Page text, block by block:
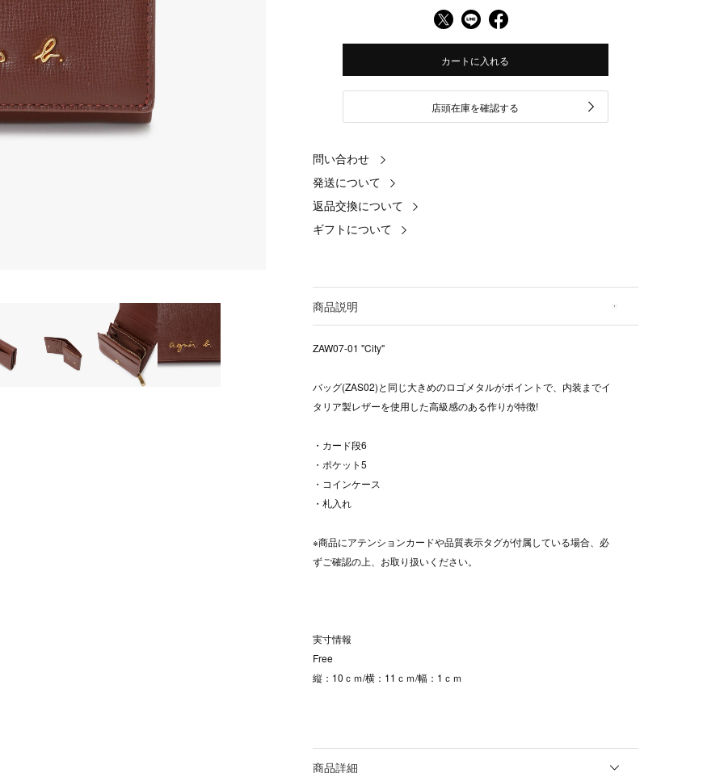
カートに入れる
店頭在庫を確認する
問い合わせ
発送について
返品交換について
ギフトについて
商品説明
ZAW07-01 "City"
バッグ(ZAS02)と同じ大きめのロゴメタルがポイントで、内装までイ
タリア製レザーを使用した高級感のある作りが特徴!
・カード段6
・ポケット5
・コインケース
・札入れ
※商品にアテンションカードや品質表示タグが付属している場合、必
ずご確認の上、お取り扱いください。
実寸情報
Free
縦：10ｃｍ/横：11ｃｍ/幅：1ｃｍ
商品詳細